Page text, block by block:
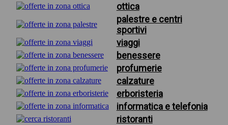
ottica
palestre e centri
sportivi
viaggi
benessere
profumerie
calzature
erboristeria
informatica e telefonia
ristoranti